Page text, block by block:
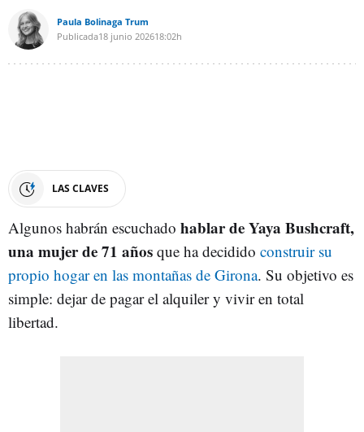
Paula Bolinaga Trum
Publicada18 junio 202618:02h
LAS CLAVES
Algunos habrán escuchado hablar de Yaya Bushcraft,
una mujer de 71 años que ha decidido construir su
propio hogar en las montañas de Girona. Su objetivo es
simple: dejar de pagar el alquiler y vivir en total
libertad.